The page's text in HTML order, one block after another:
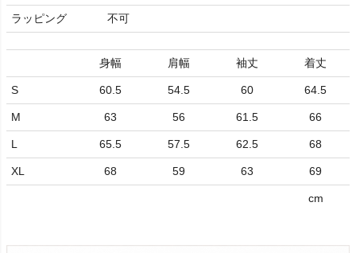
ラッピング 不可
身幅 肩幅 袖丈 着丈
S 60.5 54.5 60 64.5
M 63 56 61.5 66
L 65.5 57.5 62.5 68
XL 68 59 63 69
cm